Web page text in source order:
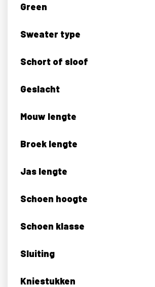
Green
Sweater type
Schort of sloof
Geslacht
Mouw lengte
Broek lengte
Jas lengte
Schoen hoogte
Schoen klasse
Sluiting
Kniestukken